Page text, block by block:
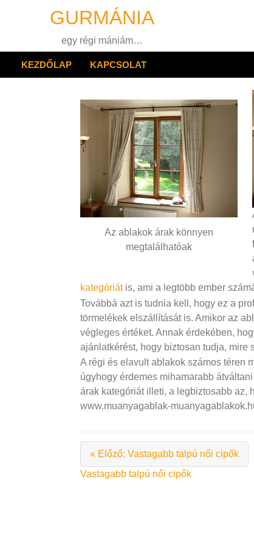
GURMÁNIA
egy régi mániám…
KEZDŐLAP KAPCSOLAT
Az ablakok árak könnyen
megtalálhatóak
kategóriátis, ami a legtöbb ember
Továbbá azt is tudnia kell, hogy ez a
törmelékek elszállítását is. Amikor az
végleges értéket. Annak érdekében,
ajánlatkérést, hogy biztosan tudja, mire
A régi és elavult ablakok számos téren
úgyhogy érdemes mihamarabb
árak kategóriát illeti, a legbiztosabb az,
www.muanyagablak-
« Előző: Vastagabb talpú női cipők
Bejegyzés
Vastagabb talpú női cipők